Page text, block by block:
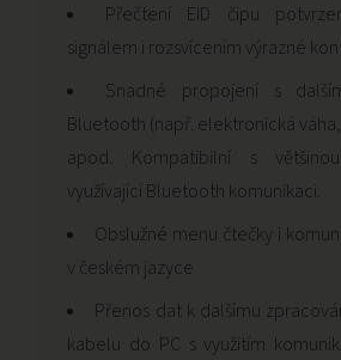
Přečtení EID čipu
signálem i rozsvícením výrazné
Snadné propojení s
Bluetooth (např. elektronická
apod. Kompatibilní s
využívající Bluetooth komunikaci.
Obslužné menu čtečky i
v českém jazyce
Přenos dat k dalšímu
kabelu do PC s využitím